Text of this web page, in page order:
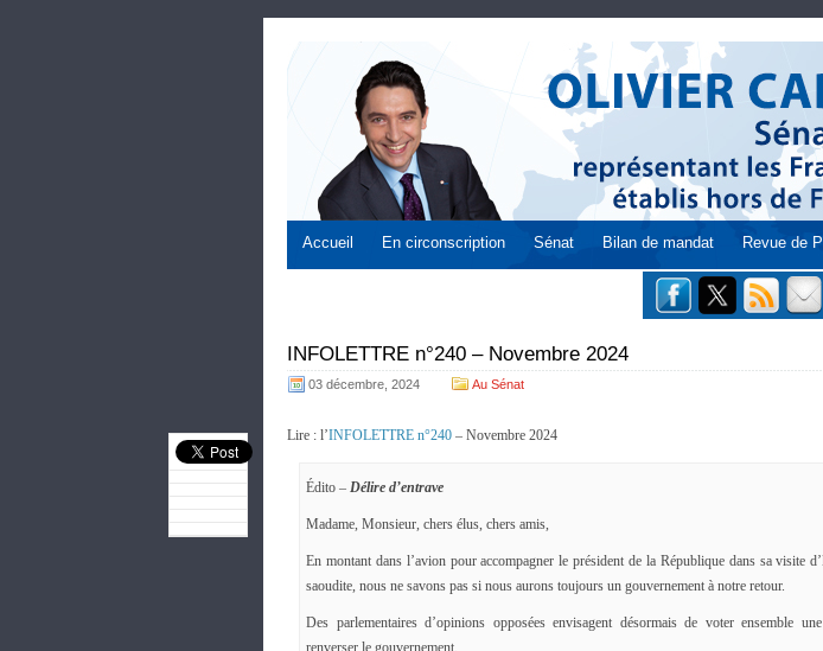
Accueil En circonscription Sénat Bilan de mandat Revue de
INFOLETTRE n°240 – Novembre 2024
03 décembre, 2024 Au Sénat
Lire : l’INFOLETTRE n°240 – Novembre 2024
Édito – Délire d’entrave
Madame, Monsieur, chers élus, chers amis,
En montant dans l’avion pour accompagner le président de la République dans sa visite
saoudite, nous ne savons pas si nous aurons toujours un gouvernement à notre retour.
Des parlementaires d’opinions opposées envisagent désormais de voter ensemble
renverser le gouvernement.